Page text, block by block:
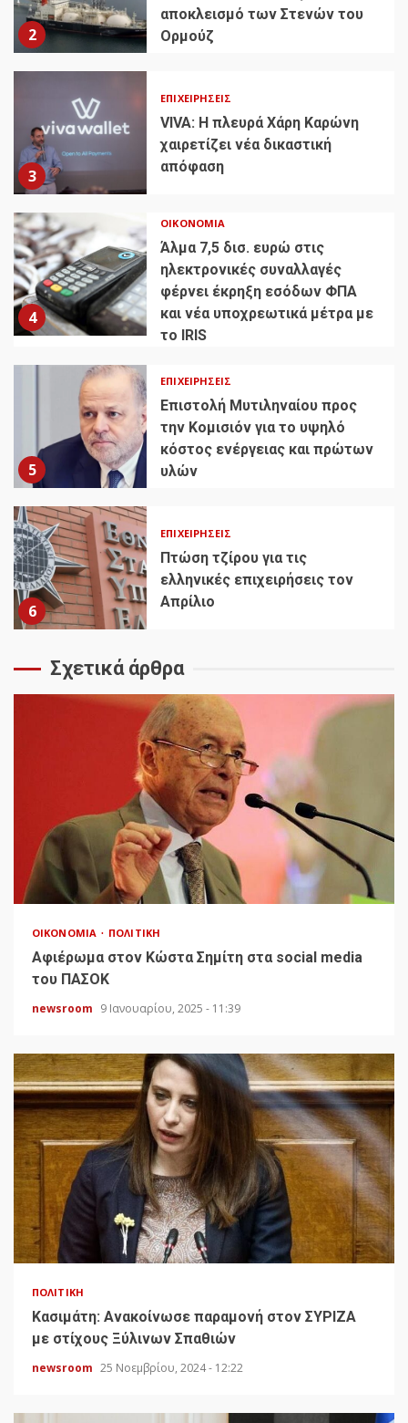
2
αποκλεισμό των Στενών του
Ορμούζ
3
ΕΠΙΧΕΙΡΉΣΕΙΣ
VIVA: Η πλευρά Χάρη Καρώνη
χαιρετίζει νέα δικαστική
απόφαση
4
ΟΙΚΟΝΟΜΊΑ
Άλμα 7,5 δισ. ευρώ στις
ηλεκτρονικές συναλλαγές
φέρνει έκρηξη εσόδων ΦΠΑ
και νέα υποχρεωτικά μέτρα με
το IRIS
5
ΕΠΙΧΕΙΡΉΣΕΙΣ
Επιστολή Μυτιληναίου προς
την Κομισιόν για το υψηλό
κόστος ενέργειας και πρώτων
υλών
6
ΕΠΙΧΕΙΡΉΣΕΙΣ
Πτώση τζίρου για τις
ελληνικές επιχειρήσεις τον
Απρίλιο
Σχετικά άρθρα
ΟΙΚΟΝΟΜΊΑ ΠΟΛΙΤΙΚΉ
Αφιέρωμα στον Κώστα Σημίτη στα social media
του ΠΑΣΟΚ
newsroom 9 Ιανουαρίου, 2025 - 11:39
ΠΟΛΙΤΙΚΉ
Κασιμάτη: Ανακοίνωσε παραμονή στον ΣΥΡΙΖΑ
με στίχους Ξύλινων Σπαθιών
newsroom 25 Νοεμβρίου, 2024 - 12:22